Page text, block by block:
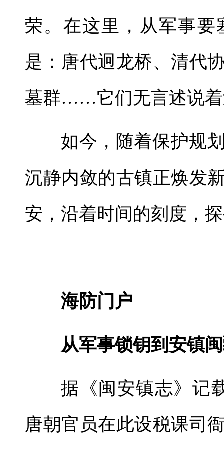
荣。在这里，从军事
是：唐代迥龙桥、清代
墓群……它们无言述说着
如今，随着保护规
沉静内敛的古镇正焕发
安，沿着时间的刻度，
海防门户
从军事锁钥到安镇
据《闽安镇志》记
唐朝官员在此设税课司